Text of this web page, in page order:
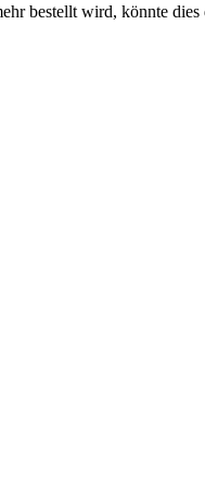
bestellt wird, könnte dies